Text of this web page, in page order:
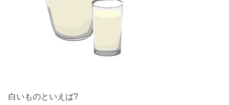
白いものといえば?